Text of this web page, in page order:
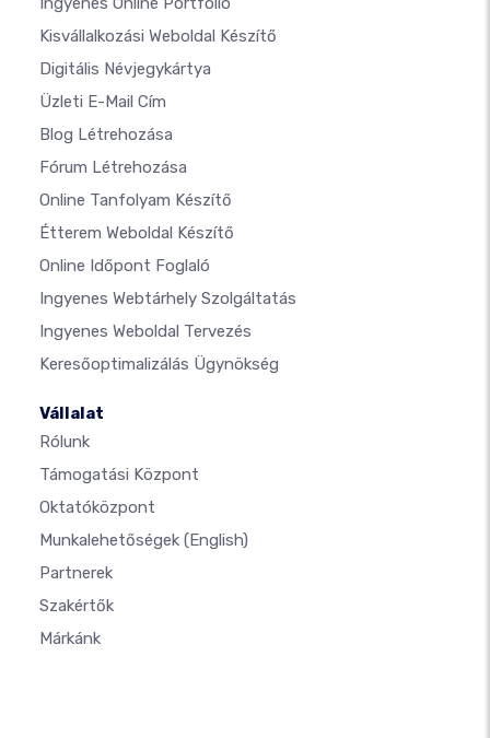
Kisvállalkozási Weboldal Készítő
Digitális Névjegykártya
Üzleti E-Mail Cím
Blog Létrehozása
Fórum Létrehozása
Online Tanfolyam Készítő
Étterem Weboldal Készítő
Online Időpont Foglaló
Ingyenes Webtárhely Szolgáltatás
Ingyenes Weboldal Tervezés
Keresőoptimalizálás Ügynökség
Vállalat
Rólunk
Támogatási Központ
Oktatóközpont
Munkalehetőségek (English)
Partnerek
Szakértők
Márkánk